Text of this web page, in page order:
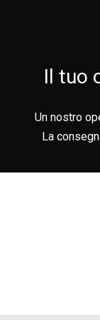
Il tuo
Un nostro
La